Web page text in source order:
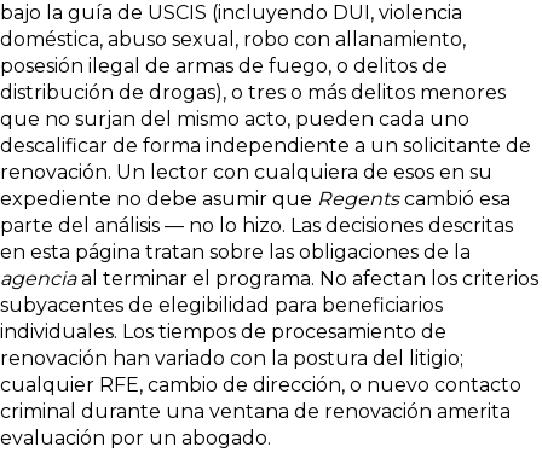
bajo la guía de USCIS (incluyendo DUI, violencia
doméstica, abuso sexual, robo con allanamiento,
posesión ilegal de armas de fuego, o delitos de
distribución de drogas), o tres o más delitos menores
que no surjan del mismo acto, pueden cada uno
descalificar de forma independiente a un solicitante de
renovación. Un lector con cualquiera de esos en su
expediente no debe asumir que Regentscambió esa
parte del análisis — no lo hizo. Las decisiones descritas
en esta página tratan sobre las obligaciones de la
agenciaal terminar el programa. No afectan los criterios
subyacentes de elegibilidad para beneficiarios
individuales. Los tiempos de procesamiento de
renovación han variado con la postura del litigio;
cualquier RFE, cambio de dirección, o nuevo contacto
criminal durante una ventana de renovación amerita
evaluación por un abogado.